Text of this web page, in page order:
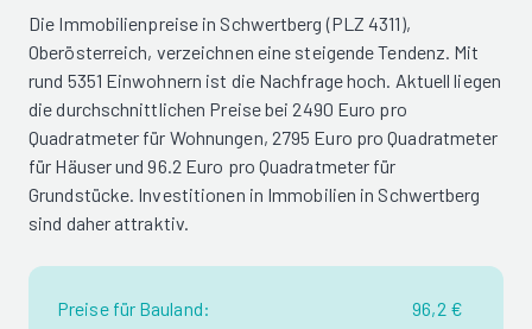
Die Immobilienpreise in Schwertberg (PLZ 4311),
Oberösterreich, verzeichnen eine steigende Tendenz. Mit
rund 5351 Einwohnern ist die Nachfrage hoch. Aktuell liegen
die durchschnittlichen Preise bei 2490 Euro pro
Quadratmeter für Wohnungen, 2795 Euro pro Quadratmeter
für Häuser und 96.2 Euro pro Quadratmeter für
Grundstücke. Investitionen in Immobilien in Schwertberg
sind daher attraktiv.
Preise für Bauland:
96,2 €